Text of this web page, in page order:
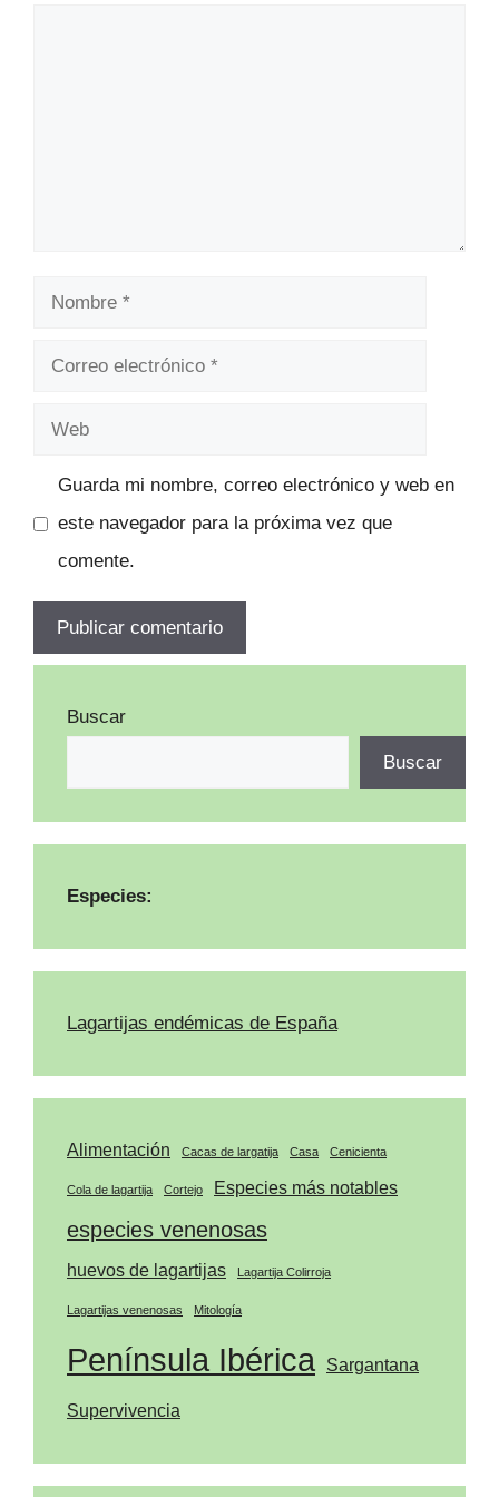
Nombre
Correo
Web
Guarda mi nombre, correo electrónico y web en
este navegador para la próxima vez que
comente.
Buscar
Buscar
Especies:
Lagartijas endémicas de España
Alimentación Cacas de largatija Casa Cenicienta
Cola de lagartija Cortejo Especies más notables
especies venenosas
huevos de lagartijas Lagartija Colirroja
Lagartijas venenosas Mitología
Península Ibérica Sargantana
Supervivencia